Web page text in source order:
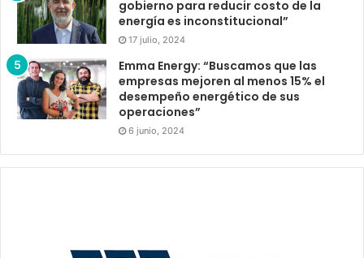
gobierno para reducir costo de la
energía es inconstitucional”
17 julio, 2024
Emma Energy: “Buscamos que las
empresas mejoren al menos 15% el
desempeño energético de sus
operaciones”
6 junio, 2024